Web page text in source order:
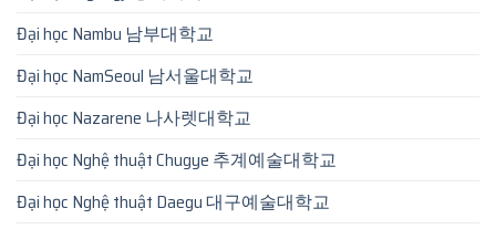
Đại học Nambu 남부대학교
Đại học NamSeoul 남서울대학교
Đại học Nazarene 나사렛대학교
Đại học Nghệ thuật Chugye 추계예술대학교
Đại học Nghệ thuật Daegu 대구예술대학교